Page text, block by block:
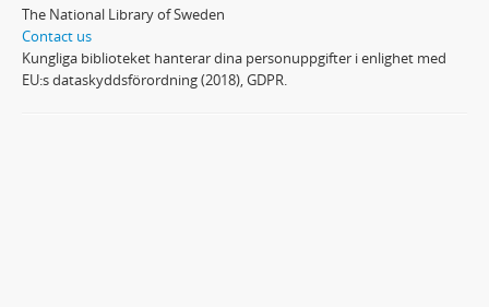
The National Library of Sweden
Contact us
Kungliga biblioteket hanterar dina personuppgifter i enlighet med
EU:s dataskyddsförordning (2018), GDPR.